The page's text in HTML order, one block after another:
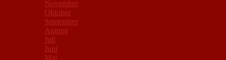
November
Oktober
September
August
Juli
Juni
Mai